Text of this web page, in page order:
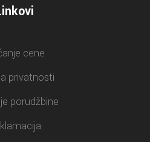
cene
privatnosti
porudžbine